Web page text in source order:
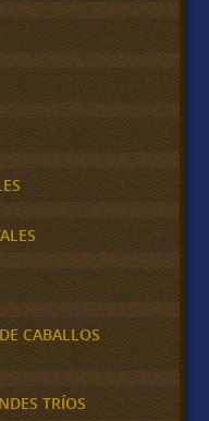
CABALLOS
TRÍOS